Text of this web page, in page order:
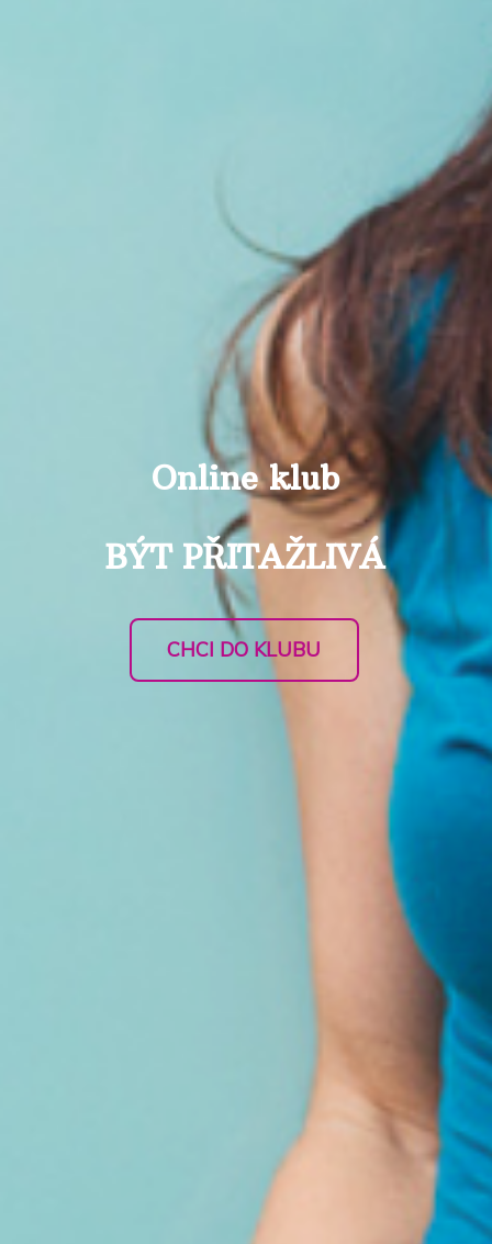
Online klub
BÝT PŘITAŽLIVÁ
CHCI DO KLUBU